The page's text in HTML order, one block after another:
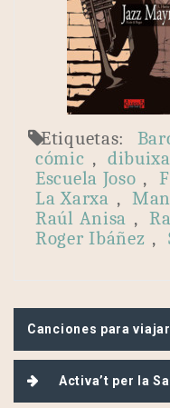
Etiquetas:
cómic ,
Escuela Joso ,
La Xarxa ,
Raúl Anisa ,
Roger Ibáñez ,
Navegación
de
entradas
Canciones para viajar
Activa’t per la